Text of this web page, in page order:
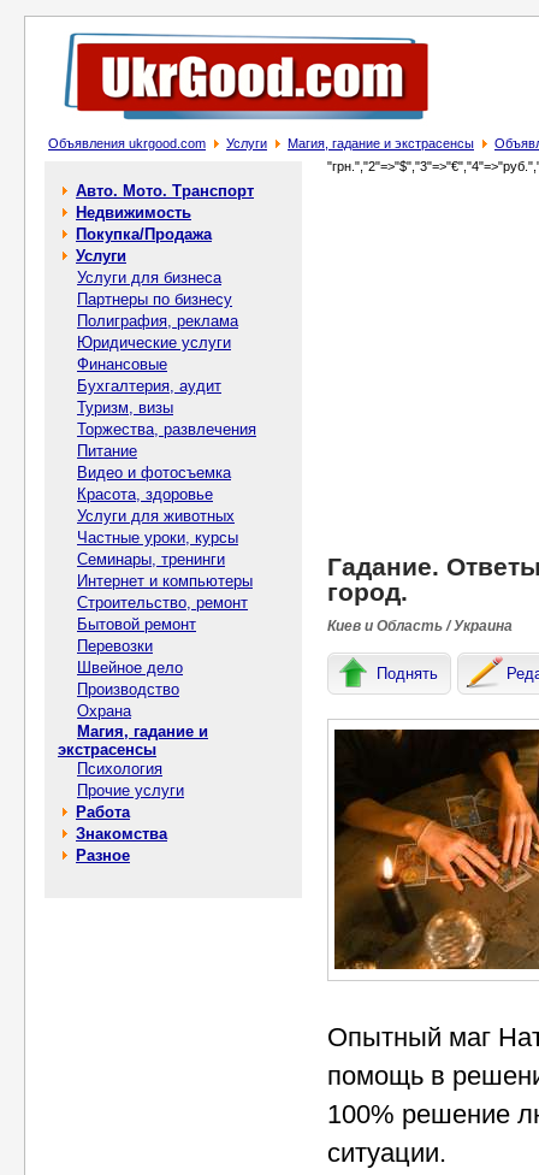
Объявления ukrgood.com Услуги Магия, гадание и экстрасенсы
Авто. Мото. Транспорт
Недвижимость
Покупка/Продажа
Услуги
Услуги для бизнеса
Партнеры по бизнесу
Полиграфия, реклама
Юридические услуги
Финансовые
Бухгалтерия, аудит
Туризм, визы
Торжества, развлечения
Питание
Видео и фотосъемка
Красота, здоровье
Услуги для животных
Частные уроки, курсы
Семинары, тренинги
Интернет и компьютеры
Строительство, ремонт
Бытовой ремонт
Перевозки
Швейное дело
Производство
Охрана
Магия, гадание и
экстрасенсы
Психология
Прочие услуги
Работа
Знакомства
Разное
Гадание.
город.
Киев и Область / Украина
Поднять
Опытный маг
помощь в
100% решение
ситуации.